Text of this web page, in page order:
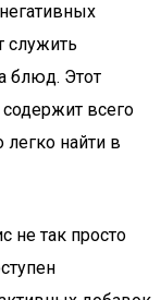
служить
блюд. Этот
содержит всего
найти в
не так просто